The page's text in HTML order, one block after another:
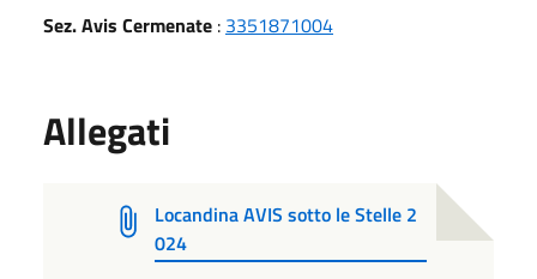
Sez. Avis Cermenate : 3351871004
Allegati
Locandina AVIS sotto le Stelle 2
024